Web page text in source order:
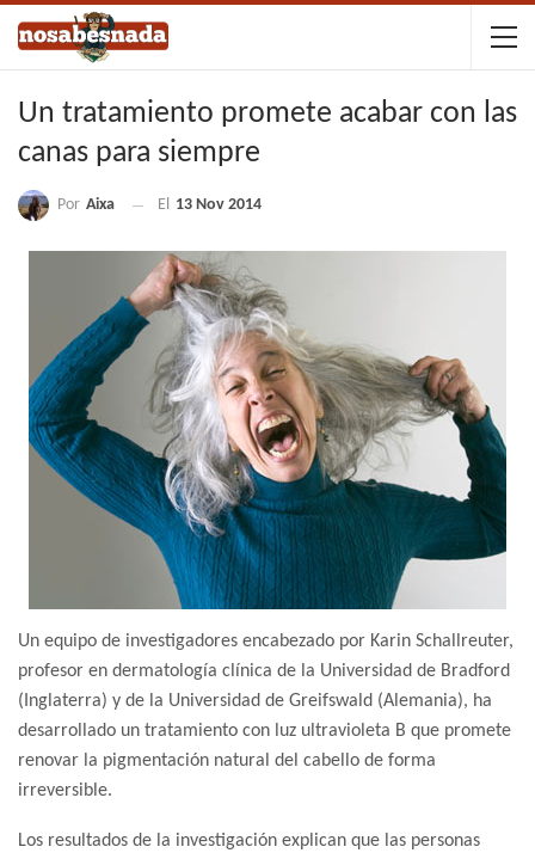
Un tratamiento promete acabar con las
canas para siempre
Por Aixa El 13 Nov 2014
Un equipo de investigadores encabezado por Karin Schallreuter,
profesor en dermatología clínica de la Universidad de Bradford
(Inglaterra) y de la Universidad de Greifswald (Alemania), ha
desarrollado un tratamiento con luz ultravioleta B que promete
renovar la pigmentación natural del cabello de forma
irreversible.
Los resultados de la investigación explican que las personas